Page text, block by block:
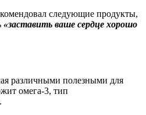
следующие продукты,
«заставить ваше сердце хорошо
различными полезными для
омега-3, тип